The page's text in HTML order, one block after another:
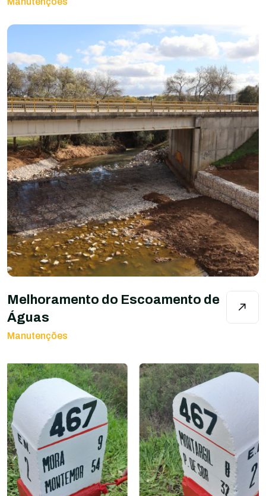
Melhoramento do Escoamento de
Águas
Manutenções